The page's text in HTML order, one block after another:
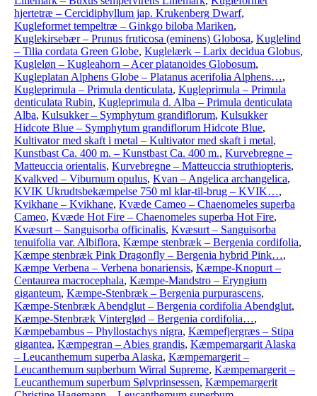
hjertetræ – Cercidiphyllum jap. Krukenberg Dwarf,
Kugleformet tempeltræ – Ginkgo biloba Mariken,
Kuglekirsebær – Prunus fruticosa (eminens) Globosa, Kuglelind
– Tilia cordata Green Globe, Kuglelærk – Larix decidua Globus,
Kugleløn – Kugleahorn – Acer platanoides Globosum,
Kugleplatan Alphens Globe – Platanus acerifolia Alphens…,
Kugleprimula – Primula denticulata, Kugleprimula – Primula
denticulata Rubin, Kugleprimula d. Alba – Primula denticulata
Alba, Kulsukker – Symphytum grandiflorum, Kulsukker
Hidcote Blue – Symphytum grandiflorum Hidcote Blue,
Kultivator med skaft i metal – Kultivator med skaft i metal,
Kunstbast Ca. 400 m. – Kunstbast Ca. 400 m., Kurvebregne –
Matteuccia orientalis, Kurvebregne – Matteuccia struthiopteris,
Kvalkved – Viburnum opulus, Kvan – Angelica archangelica,
KVIK Ukrudtsbekæmpelse 750 ml klar-til-brug – KVIK…,
Kvikhane – Kvikhane, Kvæde Cameo – Chaenomeles superba
Cameo, Kvæde Hot Fire – Chaenomeles superba Hot Fire,
Kvæsurt – Sanguisorba officinalis, Kvæsurt – Sanguisorba
tenuifolia var. Albiflora, Kæmpe stenbræk – Bergenia cordifolia,
Kæmpe stenbræk Pink Dragonfly – Bergenia hybrid Pink…,
Kæmpe Verbena – Verbena bonariensis, Kæmpe-Knopurt –
Centaurea macrocephala, Kæmpe-Mandstro – Eryngium
giganteum, Kæmpe-Stenbræk – Bergenia purpurascens,
Kæmpe-Stenbræk Abendglut – Bergenia cordifolia Abendglut,
Kæmpe-Stenbræk Vinterglød – Bergenia cordifolia…,
Kæmpebambus – Phyllostachys nigra, Kæmpefjergræs – Stipa
gigantea, Kæmpegran – Abies grandis, Kæmpemargarit Alaska
– Leucanthemum superba Alaska, Kæmpemargerit –
Leucanthemum supberbum Wirral Supreme, Kæmpemargerit –
Leucanthemum superbum Sølvprinsessen, Kæmpemargerit